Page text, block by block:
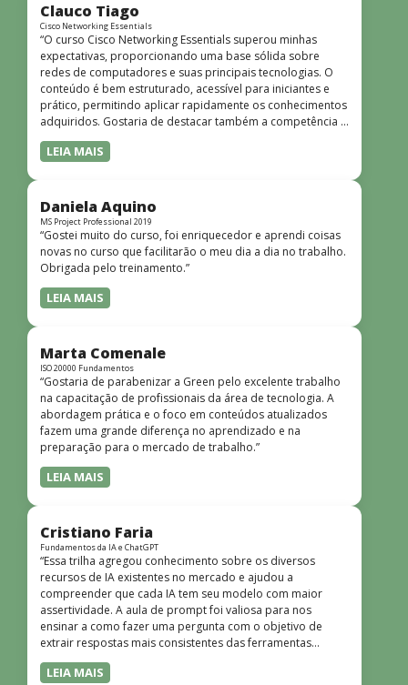
Clauco Tiago
Cisco Networking Essentials
“O curso Cisco Networking Essentials superou minhas
expectativas, proporcionando uma base sólida sobre
redes de computadores e suas principais tecnologias. O
conteúdo é bem estruturado, acessível para iniciantes e
prático, permitindo aplicar rapidamente os conhecimentos
adquiridos. Gostaria de destacar também a competência e
o conhecimento técnico do instrutor Peterson, que
demonstrou total domínio do assunto e soube explicar
dinâmicas e envolventes. Recomendo o curso para todos
que desejam iniciar ou aprofundar seus conhecimentos em
redes!”
LEIA MAIS
Daniela Aquino
MS Project Professional 2019
“Gostei muito do curso, foi enriquecedor e aprendi coisas
novas no curso que facilitarão o meu dia a dia no trabalho.
Obrigada pelo treinamento.”
LEIA MAIS
Marta Comenale
ISO 20000 Fundamentos
“Gostaria de parabenizar a Green pelo excelente trabalho
na capacitação de profissionais da área de tecnologia. A
abordagem prática e o foco em conteúdos atualizados
fazem uma grande diferença no aprendizado e na
preparação para o mercado de trabalho.”
LEIA MAIS
Cristiano Faria
Fundamentos da IA e ChatGPT
“Essa trilha agregou conhecimento sobre os diversos
recursos de IA existentes no mercado e ajudou a
compreender que cada IA tem seu modelo com maior
assertividade. A aula de prompt foi valiosa para nos
ensinar a como fazer uma pergunta com o objetivo de
extrair respostas mais consistentes das ferramentas
disponíveis. O instrutor também é muito bom, além de
dominar o conteúdo, possui uma didática que incentiva o
LEIA MAIS